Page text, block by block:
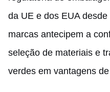
da UE e dos EUA
marcas antecipem a
seleção de materiais e
verdes em vantagens